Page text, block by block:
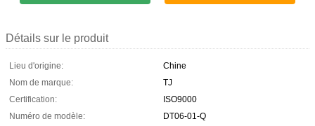
Détails sur le produit
Lieu d'origine:
Chine
Nom de marque:
TJ
Certification:
ISO9000
Numéro de modèle:
DT06-01-Q